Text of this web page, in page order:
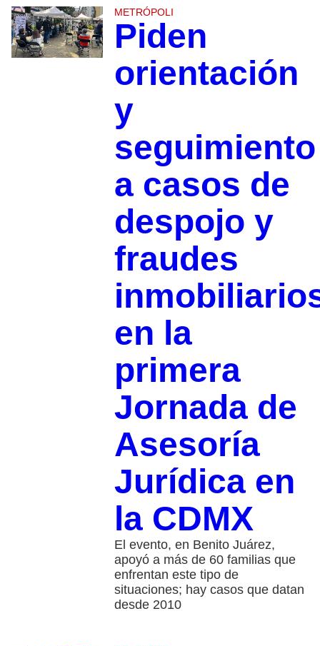
METRÓPOLI
Piden
orientación
y
seguimiento
a casos de
despojo y
fraudes
en la
primera
Jornada de
Asesoría
Jurídica en
la CDMX
El evento, en Benito Juárez,
apoyó a más de 60 familias que
enfrentan este tipo de
situaciones; hay casos que datan
desde 2010